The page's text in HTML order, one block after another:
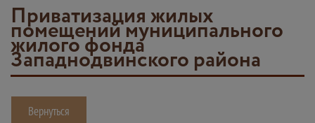
Приватизация жилых
помещений муниципального
жилого фонда
Западнодвинского района
Вернуться